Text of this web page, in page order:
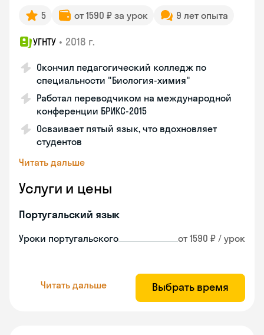
5 от 1590 ₽ за урок 9 лет опыта
УГНТУ • 2018 г.
Окончил педагогический колледж по
специальности "Биология-химия"
Работал переводчиком на международной
конференции БРИКС-2015
Осваивает пятый язык, что вдохновляет
студентов
Читать дальше
Услуги и цены
Португальский язык
Уроки португальского от 1590 ₽ / урок
Читать дальше Выбрать время